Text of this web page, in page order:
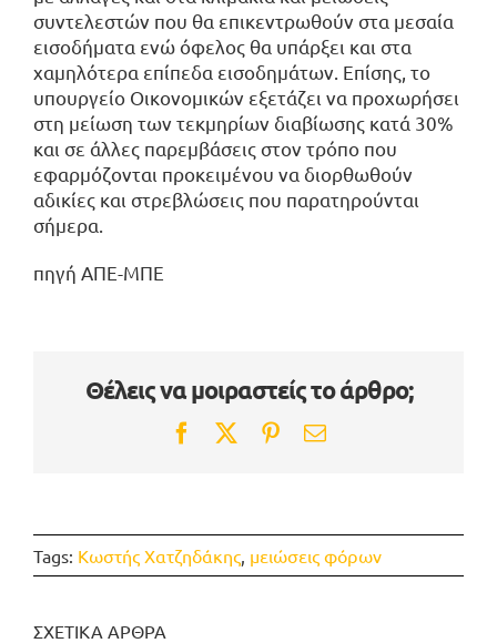
συντελεστών που θα επικεντρωθούν στα μεσαία
εισοδήματα ενώ όφελος θα υπάρξει και στα
χαμηλότερα επίπεδα εισοδημάτων. Επίσης, το
υπουργείο Οικονομικών εξετάζει να προχωρήσει
στη μείωση των τεκμηρίων διαβίωσης κατά 30%
και σε άλλες παρεμβάσεις στον τρόπο που
εφαρμόζονται προκειμένου να διορθωθούν
αδικίες και στρεβλώσεις που παρατηρούνται
σήμερα.
πηγή ΑΠΕ-ΜΠΕ
Θέλεις να μοιραστείς το άρθρο;
Facebook
TwitterPinterest
Email
Tags: Κωστής Χατζηδάκης μειώσεις φόρων
ΣΧΕΤΙΚΑ ΑΡΘΡΑ